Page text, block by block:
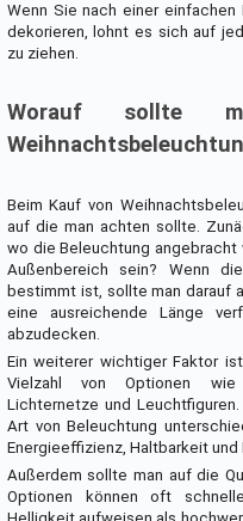
Wenn Sie nach einer
dekorieren, lohnt es sich auf
zu ziehen.
Worauf sollte
Beim Kauf von
auf die man achten sollte.
wo die Beleuchtung
Außenbereich sein? Wenn
bestimmt ist, sollte man darauf
eine ausreichende Länge
abzudecken.
Ein weiterer wichtiger Faktor
Vielzahl von Optionen wie
Lichternetze und
Art von Beleuchtung
Energieeffizienz, Haltbarkeit und
Außerdem sollte man auf die
Optionen können oft